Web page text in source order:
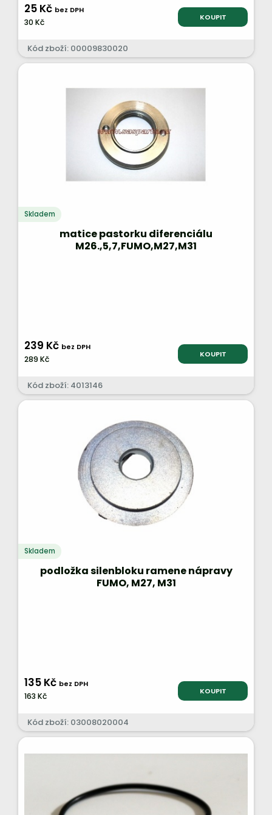
25 Kč bez DPH
30 Kč KOUPIT
Kód zboží: 00009830020
Skladem
matice pastorku diferenciálu
M26.,5,7,FUMO,M27,M31
239 Kč bez DPH
289 Kč KOUPIT
Kód zboží: 4013146
Skladem
podložka silenbloku ramene nápravy
FUMO, M27, M31
135 Kč bez DPH
163 Kč KOUPIT
Kód zboží: 03008020004